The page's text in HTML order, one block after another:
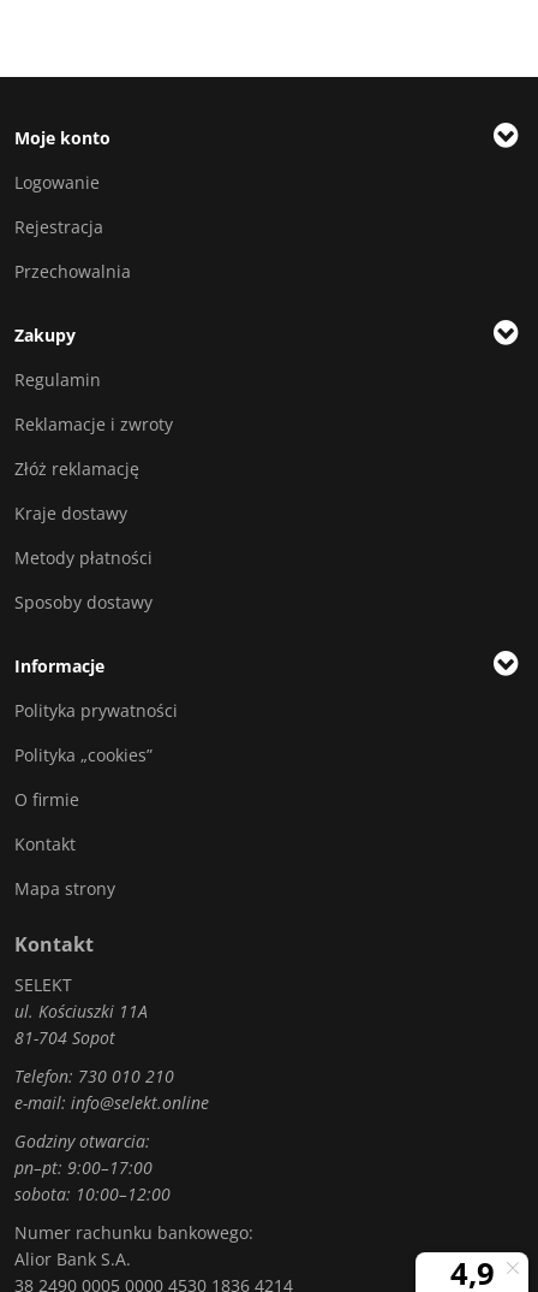
Moje konto
Logowanie
Rejestracja
Przechowalnia
Zakupy
Regulamin
Reklamacje i zwroty
Złóż reklamację
Kraje dostawy
Metody płatności
Sposoby dostawy
Informacje
Polityka prywatności
Polityka „cookies”
O firmie
Kontakt
Mapa strony
Kontakt
SELEKT
ul. Kościuszki 11A
81-704 Sopot
Telefon: 730 010 210
e-mail: info@selekt.online
Godziny otwarcia:
pn–pt: 9:00–17:00
sobota: 10:00–12:00
Numer rachunku bankowego:
Alior Bank S.A.
38 2490 0005 0000 4530 1836 4214